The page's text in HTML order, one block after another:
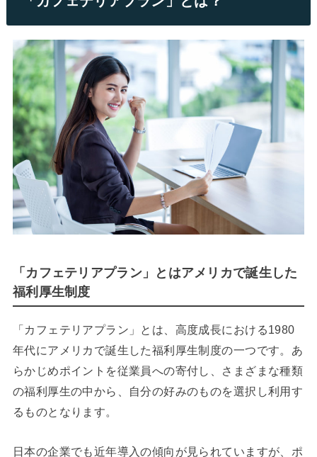
「カフェテリアプラン」とはアメリカで誕生した
福利厚生制度
「カフェテリアプラン」とは、高度成長における1980
年代にアメリカで誕生した福利厚生制度の一つです。あ
らかじめポイントを従業員への寄付し、さまざまな種類
の福利厚生の中から、自分の好みのものを選択し利用す
るものとなります。
日本の企業でも近年導入の傾向が見られていますが、ポ